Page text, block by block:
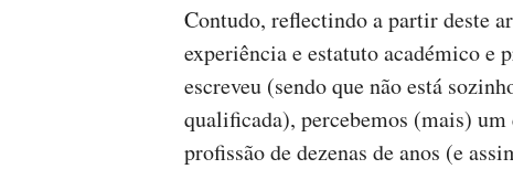
Contudo, reflectindo a partir deste
experiência e estatuto académico e
escreveu (sendo que não está
qualificada), percebemos (mais)
profissão de dezenas de anos (e